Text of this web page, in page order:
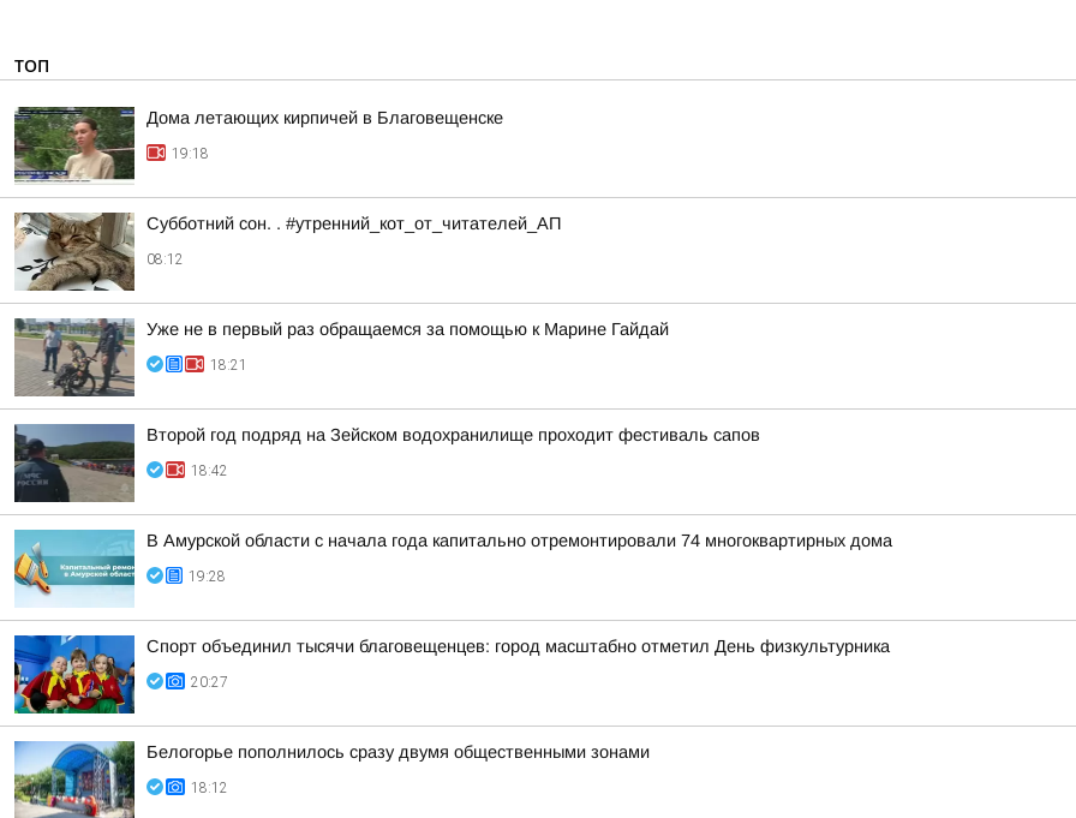
ТОП
Дома летающих кирпичей в Благовещенске
19:18
Субботний сон. . #утренний_кот_от_читателей_АП
08:12
Уже не в первый раз обращаемся за помощью к Марине Гайдай
18:21
Второй год подряд на Зейском водохранилище проходит фестиваль сапов
18:42
В Амурской области с начала года капитально отремонтировали 74 многоквартирных дома
19:28
Спорт объединил тысячи благовещенцев: город масштабно отметил День физкультурника
20:27
Белогорье пополнилось сразу двумя общественными зонами
18:12